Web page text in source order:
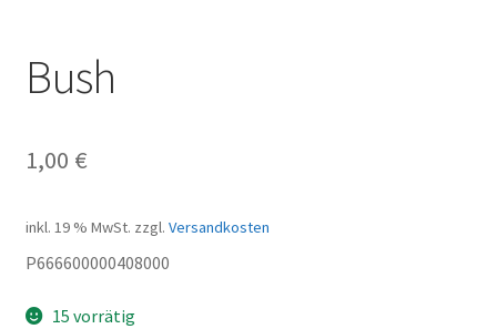
Bush
1,00 €
inkl. 19 % MwSt. zzgl. Versandkosten
P666600000408000
15 vorrätig